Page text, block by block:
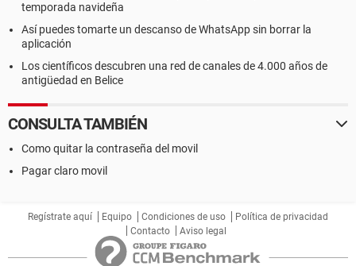
temporada navideña
Así puedes tomarte un descanso de WhatsApp sin borrar la
aplicación
Los científicos descubren una red de canales de 4.000 años de
antigüedad en Belice
CONSULTA TAMBIÉN
Como quitar la contraseña del movil
Pagar claro movil
Regístrate aquí Equipo Condiciones de uso
Política de privacidad
Contacto
Aviso legal